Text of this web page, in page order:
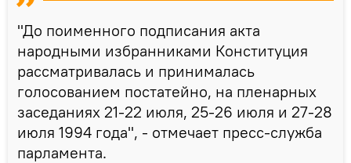
"До поименного подписания акта
народными избранниками Конституция
рассматривалась и принималась
голосованием постатейно, на пленарных
заседаниях 21-22 июля, 25-26 июля и 27-28
июля 1994 года", - отмечает пресс-служба
парламента.